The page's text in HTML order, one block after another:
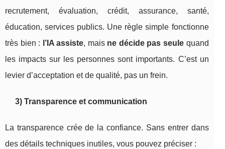
recrutement, évaluation, crédit, assurance, santé,
éducation, services publics. Une règle simple fonctionne
très bien :
l’IA assiste, mais ne décide pas seule quand
les impacts sur les personnes sont importants. C’est un
levier d’acceptation et de qualité, pas un frein.
3) Transparence et communication
La transparence crée de la confiance. Sans entrer dans
des détails techniques inutiles, vous pouvez préciser :